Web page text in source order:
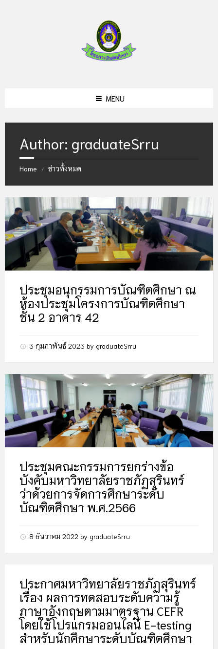
MENU
Author: graduateSrru
Home / ข่าวทั้งหมด
ประชุมอนุกรรมการบัณฑิตศึกษา ณ
ห้องประชุมโครงการบัณฑิตศึกษา
ชั้น 2 อาคาร 42
3 กุมภาพันธ์ 2023 by graduateSrru
ประชุมคณะกรรมการยกร่างข้อ
บังคับมหาวิทยาลัยราชภัฏสุรินทร์
ว่าด้วยการจัดการศึกษาระดับ
บัณฑิตศึกษา พ.ศ.2566
8 ธันวาคม 2022 by graduateSrru
ประกาศมหาวิทยาลัยราชภัฏสุรินทร์
เรื่อง ผลการทดสอบระดับความรู้
ภาษาอังกฤษตามมาตรฐาน CEFR
โดยใช้โปรแกรมออนไลน์ E-testing
สำหรับนักศึกษาระดับบัณฑิตศึกษา